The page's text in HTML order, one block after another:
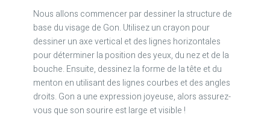
Nous allons commencer par dessiner la structure de
base du visage de Gon. Utilisez un crayon pour
dessiner un axe vertical et des lignes horizontales
pour déterminer la position des yeux, du nez et de la
bouche. Ensuite, dessinez la forme de la tête et du
menton en utilisant des lignes courbes et des angles
droits. Gon a une expression joyeuse, alors assurez-
vous que son sourire est large et visible !